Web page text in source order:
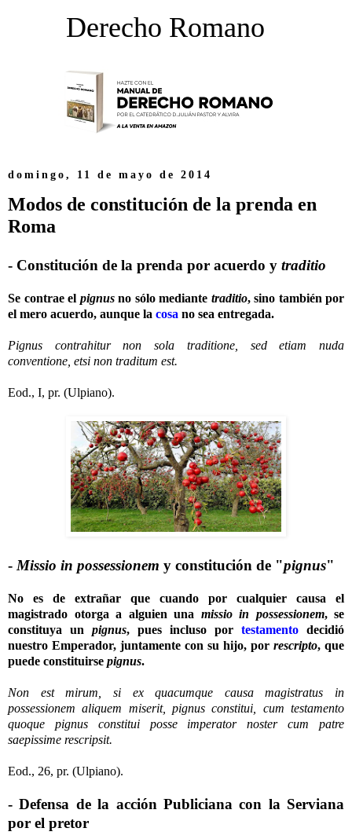
Derecho Romano
domingo, 11 de mayo de 2014
Modos de constitución de la prenda en
Roma
- Constitución de la prenda por acuerdo y traditio
Se contrae el pignusno sólo mediante traditio, sino también por
el mero acuerdo, aunque la cosa no sea entregada.
Pignus contrahitur non sola traditione, sed etiam nuda
conventione, etsi non traditum est.
Eod., I, pr. (Ulpiano).
- Missio in possessionem y constitución de "pignus"
No es de extrañar que cuando por cualquier causa el
magistrado otorga a alguien una missio in possessionem, se
constituya un pignus, pues incluso por testamento decidió
nuestro Emperador, juntamente con su hijo, por rescripto, que
puede constituirse pignus.
Non est mirum, si ex quacumque causa magistratus in
possessionem aliquem miserit, pignus constitui, cum testamento
quoque pignus constitui posse imperator noster cum patre
saepissime rescripsit.
Eod., 26, pr. (Ulpiano).
- Defensa de la acción Publiciana con la Serviana
por el pretor